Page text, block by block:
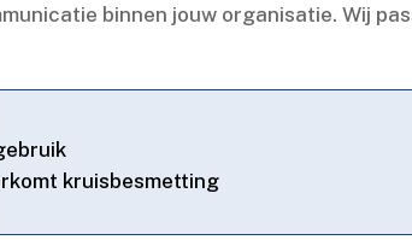
binnen jouw organisatie.​ Wij
kruisbesmetting